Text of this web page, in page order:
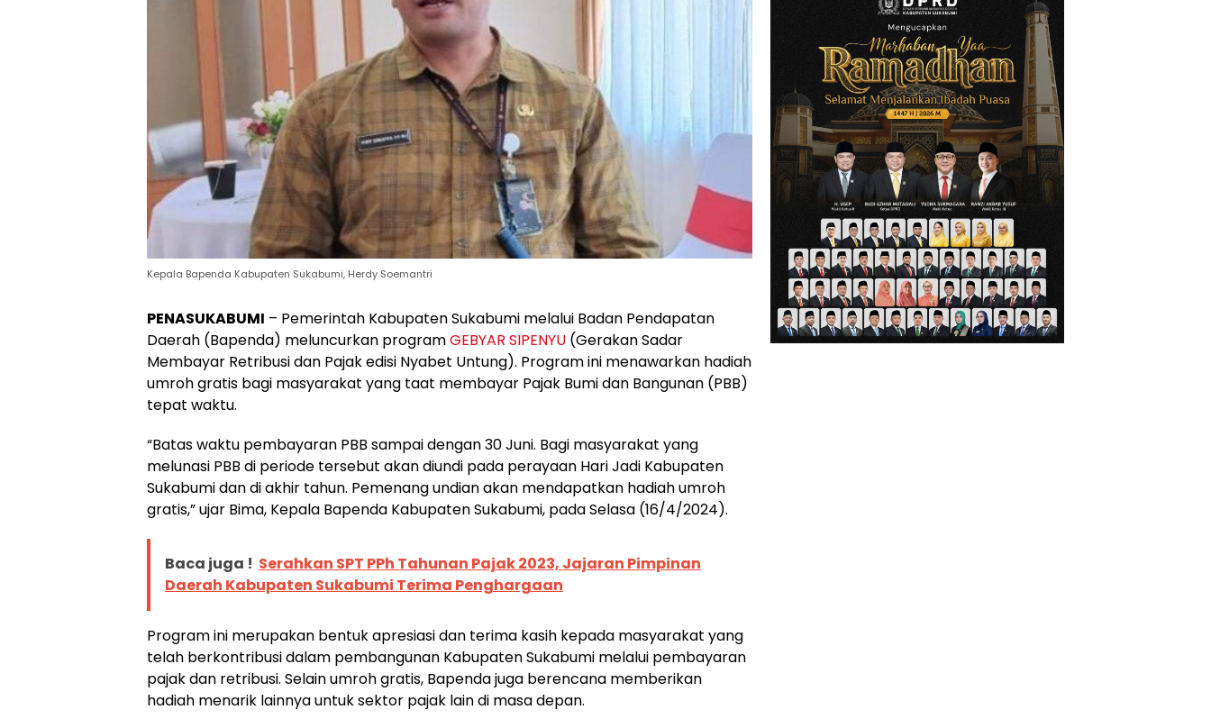
Kepala Bapenda Kabupaten Sukabumi, Herdy Soemantri
PENASUKABUMI – Pemerintah Kabupaten Sukabumi melalui Badan Pendapatan
Daerah (Bapenda) meluncurkan programGEBYAR SIPENYU (Gerakan Sadar
Membayar Retribusi dan Pajak edisi Nyabet Untung). Program ini menawarkan hadiah
umroh gratis bagi masyarakat yang taat membayar Pajak Bumi dan Bangunan (PBB)
tepat waktu.
“Batas waktu pembayaran PBB sampai dengan 30 Juni. Bagi masyarakat yang
melunasi PBB di periode tersebut akan diundi pada perayaan Hari Jadi Kabupaten
Sukabumi dan di akhir tahun. Pemenang undian akan mendapatkan hadiah umroh
gratis,” ujar Bima, Kepala Bapenda Kabupaten Sukabumi, pada Selasa (16/4/2024).
Baca juga ! Serahkan SPT PPh Tahunan Pajak 2023, Jajaran Pimpinan
Daerah Kabupaten Sukabumi Terima Penghargaan
Program ini merupakan bentuk apresiasi dan terima kasih kepada masyarakat yang
telah berkontribusi dalam pembangunan Kabupaten Sukabumi melalui pembayaran
pajak dan retribusi. Selain umroh gratis, Bapenda juga berencana memberikan
hadiah menarik lainnya untuk sektor pajak lain di masa depan.